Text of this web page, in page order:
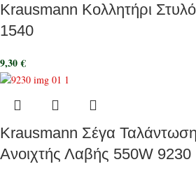
Krausmann Κολλητήρι
1540
9,30€
Krausmann Σέγα
Ανοιχτής Λαβής 550W 9230